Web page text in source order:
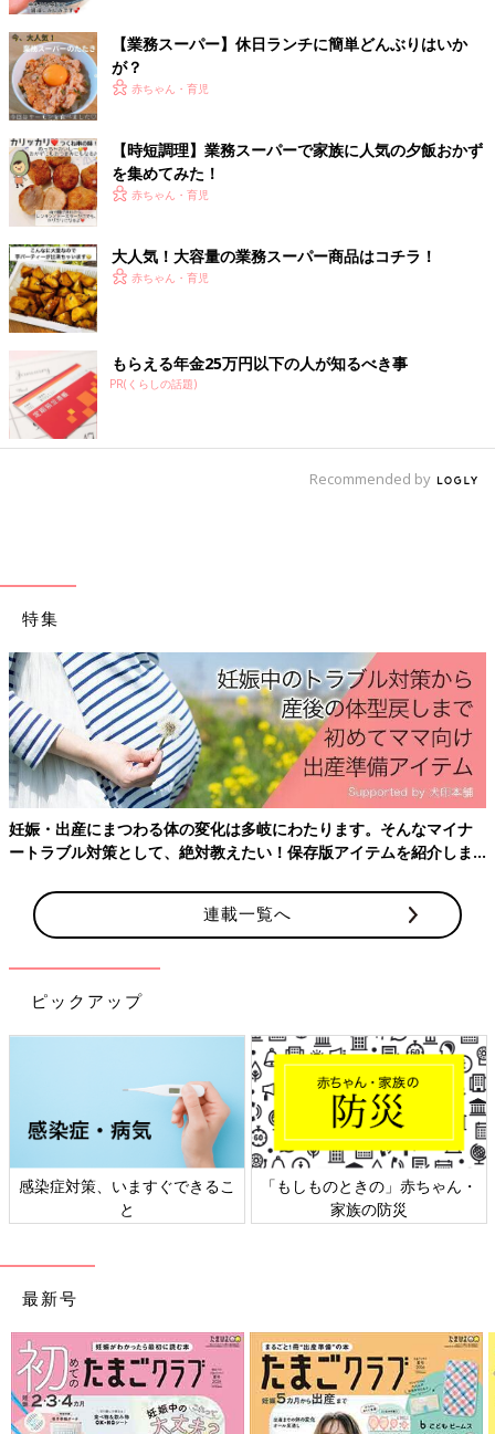
出典：Instagramアカウント「totomoka23」
トトモカさんのお宅で家族みんなが気にいっているというのがこ
ちらのエンジェルバイツチョコ。大人も子どもも美味しく食べら
れる味だそうで、トースターで1分温めると中のチョコがとろっ
と溶けて、さらに人気度UPとのこと！
コスパ◎のオートミールで健康おやつ
出典：Instagramアカウント「sanko860」
さんこさんは155円で500g入りのオートミールをセレクト！麺つ
ゆやバターを混ぜ、焼きおにぎり風にして食べたんだとか。コス
パが良く、ダイエットや健康にも効果的とのことで、馴染みのな
い方も試してみる価値ありですね！
【業務スーパー】休日ランチに簡単どん
ぶりはいかが？
食材の取り揃えが豊富な業務スーパーでは、時
短調理に便利なアイテムが大人気！中でも業務
業務スーパーの商品をストックしておけば、いつでも美味しいお
やつで小腹を満たすことができますよね！どのおやつもとても美
味しそうで、思わず全部買ってみたくなりそうです♪ ぜひみなさ
んも店頭でチェックしてみてくださいね！
※記事内容でご紹介している投稿、リンク先は、削除される場合
があります。あらかじめご了承ください。
※記事の内容は記載当時の情報であり、現在と異なる場合があり
【業務スーパー】休日ランチに簡単どんぶりはいか
が？
赤ちゃん・育児
【時短調理】業務スーパーで家族に人気の夕飯おかず
を集めてみた！
赤ちゃん・育児
大人気！大容量の業務スーパー商品はコチラ！
赤ちゃん・育児
もらえる年金25万円以下の人が知るべき事
PR(くらしの話題)
Recommended by
特集
妊娠・出産にまつわる体の変化は多岐にわたります。そんなマイナ
ートラブル対策として、絶対教えたい！保存版アイテムを紹介しま
連載一覧へ
ピックアップ
感染症対策、いますぐできるこ
と
「もしものときの」赤ちゃん・
家族の防災
最新号